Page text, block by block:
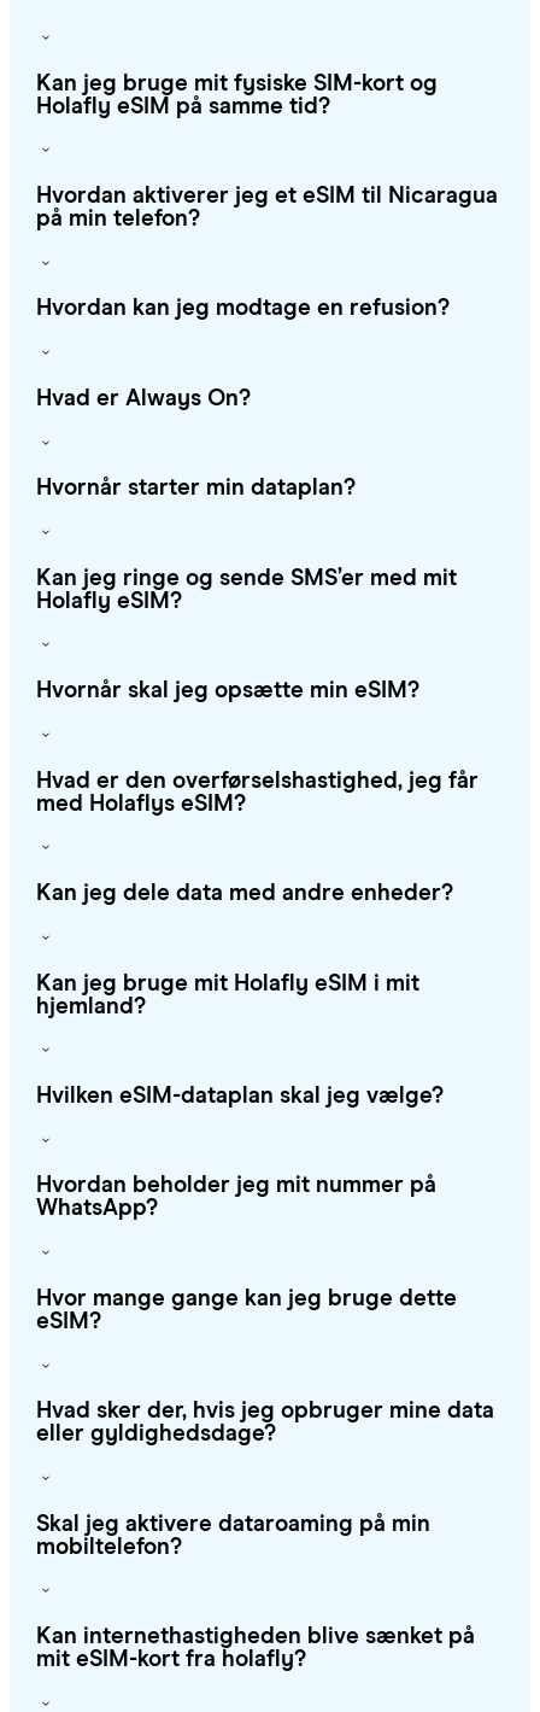
Kan jeg bruge mit fysiske SIM-kort og
Holafly eSIM på samme tid?
Hvordan aktiverer jeg et eSIM til Nicaragua
på min telefon?
Hvordan kan jeg modtage en refusion?
Hvad er Always On?
Hvornår starter min dataplan?
Kan jeg ringe og sende SMS’er med mit
Holafly eSIM?
Hvornår skal jeg opsætte min eSIM?
Hvad er den overførselshastighed, jeg får
med Holaflys eSIM?
Kan jeg dele data med andre enheder?
Kan jeg bruge mit Holafly eSIM i mit
hjemland?
Hvilken eSIM-dataplan skal jeg vælge?
Hvordan beholder jeg mit nummer på
WhatsApp?
Hvor mange gange kan jeg bruge dette
eSIM?
Hvad sker der, hvis jeg opbruger mine data
eller gyldighedsdage?
Skal jeg aktivere dataroaming på min
mobiltelefon?
Kan internethastigheden blive sænket på
mit eSIM-kort fra holafly?